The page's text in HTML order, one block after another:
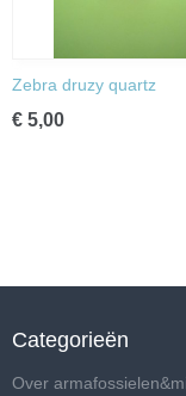
Zebra druzy quartz
€ 5,00
Categorieën
Over